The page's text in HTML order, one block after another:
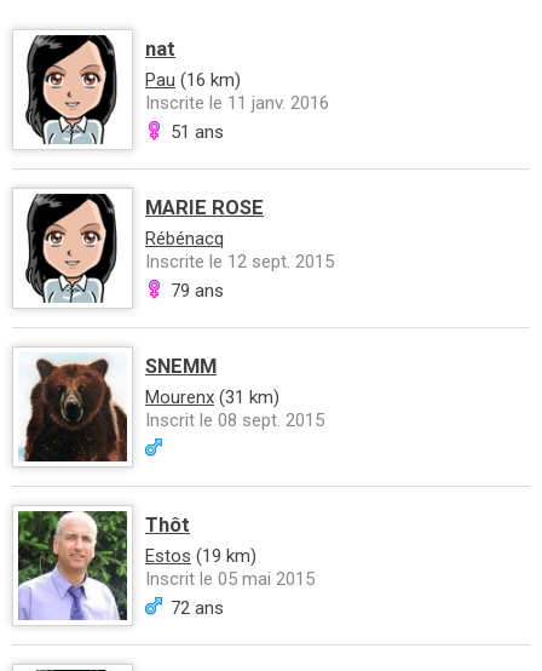
nat
Pau (16 km)
Inscrite le 11 janv. 2016
51 ans
MARIE ROSE
Rébénacq
Inscrite le 12 sept. 2015
79 ans
SNEMM
Mourenx (31 km)
Inscrit le 08 sept. 2015
Thôt
Estos (19 km)
Inscrit le 05 mai 2015
72 ans